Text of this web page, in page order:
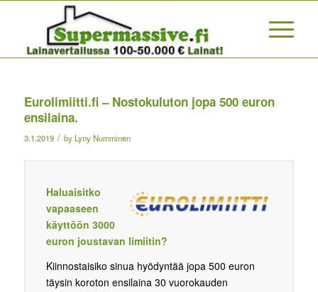
Eurolimiitti.fi – Nostokuluton jopa 500 euron
ensilaina.
3.1.2019 / by Lyny Numminen
Haluaisitko
vapaaseen
käyttöön 3000
euron joustavan limiitin?
Kiinnostaisiko sinua hyödyntää jopa 500 euron
täysin koroton ensilaina 30 vuorokauden